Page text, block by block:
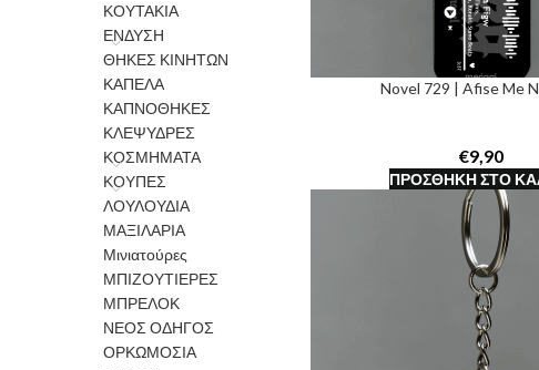
ΚΟΥΤΑΚΙΑ
ΕΝΔΥΣΗ
ΘΗΚΕΣ ΚΙΝΗΤΩΝ
ΚΑΠΕΛΑ
ΚΑΠΝΟΘΗΚΕΣ
ΚΛΕΨΥΔΡΕΣ
ΚΟΣΜΗΜΑΤΑ
ΚΟΥΠΕΣ
ΛΟΥΛΟΥΔΙΑ
ΜΑΞΙΛΑΡΙΑ
Μινιατούρες
ΜΠΙΖΟΥΤΙΕΡΕΣ
ΜΠΡΕΛΟΚ
ΝΕΟΣ ΟΔΗΓΟΣ
ΟΡΚΩΜΟΣΙΑ
Novel 729 | Afise Me
€
ΠΡΟΣΘΉΚΗ ΣΤΟ